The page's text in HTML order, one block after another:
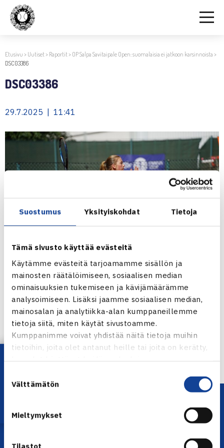
Suostumus Yksityiskohdat Tietoja
Tämä sivusto käyttää evästeitä
Käytämme evästeitä tarjoamamme sisällön ja
mainosten räätälöimiseen, sosiaalisen median
ominaisuuksien tukemiseen ja kävijämäärämme
analysoimiseen. Lisäksi jaamme sosiaalisen median,
mainosalan ja analytiikka-alan kumppaneillemme
tietoja siitä, miten käytät sivustoamme.
Kumppanimme voivat yhdistää näitä tietoja muihin
tietoihin, joita olet antanut heille tai joita on kerätty,
kun olet käyttänyt heidän palvelujaan.
valinta
Välttämätön
Mieltymykset
Etusivu > Uutiset> Raportit> OP Salpa Savitaipale Open: suomalaisia ei jatkoon karsinnoista >
DSC03386
DSC03386
29.7.2025 | 11:41
← Edellinen
Lataa OmaTennis!